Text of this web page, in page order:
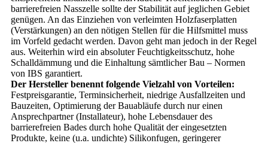
barrierefreien Nasszelle sollte der Stabilität auf jeglichen Gebiet
genügen. An das Einziehen von verleimten Holzfaserplatten
(Verstärkungen) an den nötigen Stellen für die Hilfsmittel muss
im Vorfeld gedacht werden. Davon geht man jedoch in der Regel
aus. Weiterhin wird ein absoluter Feuchtigkeitsschutz, hohe
Schalldämmung und die Einhaltung sämtlicher Bau – Normen
von IBS garantiert.
Der Hersteller benennt folgende Vielzahl von Vorteilen:
Festpreisgarantie, Terminsicherheit, niedrige Ausfallzeiten und
Bauzeiten, Optimierung der Bauabläufe durch nur einen
Ansprechpartner (Installateur), hohe Lebensdauer des
barrierefreien Bades durch hohe Qualität der eingesetzten
Produkte, keine (u.a. undichte) Silikonfugen, geringerer